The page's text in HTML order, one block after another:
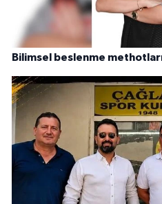
Bilimsel beslenme